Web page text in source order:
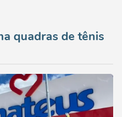
quadras de tênis